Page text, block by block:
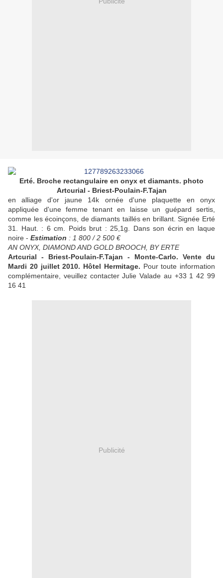
Erté. Broche rectangulaire en onyx et diamants. photo
Artcurial - Briest-Poulain-F.Tajan
en alliage d'or jaune 14k ornée d'une plaquette en onyx
appliquée d'une femme tenant en laisse un guépard sertis,
comme les écoinçons, de diamants taillés en brillant. Signée Erté
31. Haut. : 6 cm. Poids brut : 25,1g. Dans son écrin en laque
noire - Estimation : 1 800 / 2 500 €
AN ONYX, DIAMOND AND GOLD BROOCH, BY ERTE
Artcurial - Briest-Poulain-F.Tajan - Monte-Carlo. Vente du
Mardi 20 juillet 2010. Hôtel Hermitage. Pour toute information
complémentaire, veuillez contacter Julie Valade au +33 1 42 99
16 41
Publicité